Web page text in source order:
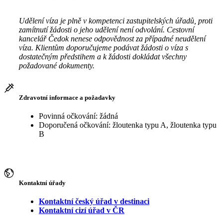
Udělení víza je plně v kompetenci zastupitelských úřadů, proti
zamítnutí žádosti o jeho udělení není odvolání. Cestovní
kancelář Čedok nenese odpovědnost za případné neudělení
víza. Klientům doporučujeme podávat žádosti o víza s
dostatečným předstihem a k žádosti dokládat všechny
požadované dokumenty.
Zdravotní informace a požadavky
Povinná očkování: žádná
Doporučená očkování: žloutenka typu A, žloutenka typu
B
Kontaktní úřady
Kontaktní český úřad v destinaci
Kontaktní cizí úřad v ČR